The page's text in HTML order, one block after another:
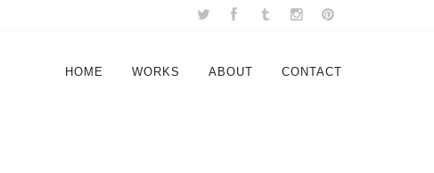
HOME WORKS ABOUT CONTACT